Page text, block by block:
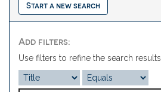
Start a new search
Add filters:
Use filters to refine the search results.